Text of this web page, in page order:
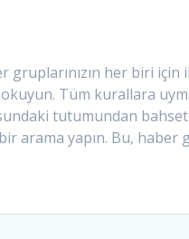
gruplarınızın her biri
Tüm kurallara
tutumundan
arama yapın. Bu,